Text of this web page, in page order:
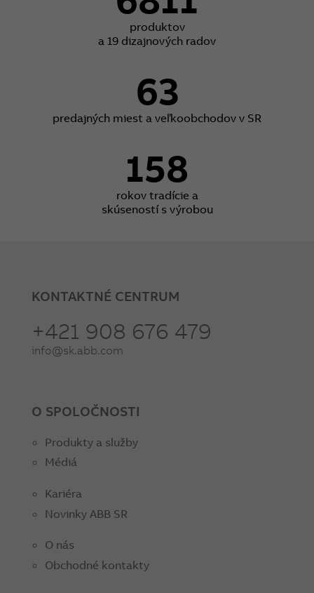
produktov
a 19 dizajnových radov
63
predajných miest a veľkoobchodov v SR
158
rokov tradície a
skúseností s výrobou
KONTAKTNÉ CENTRUM
+421 908 676 479
info@sk.abb.com
O SPOLOČNOSTI
Produkty a služby
Médiá
Kariéra
Novinky ABB SR
O nás
Obchodné kontakty